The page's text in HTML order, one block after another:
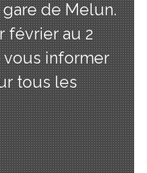
de Melun.
février au 2
vous informer
tous les